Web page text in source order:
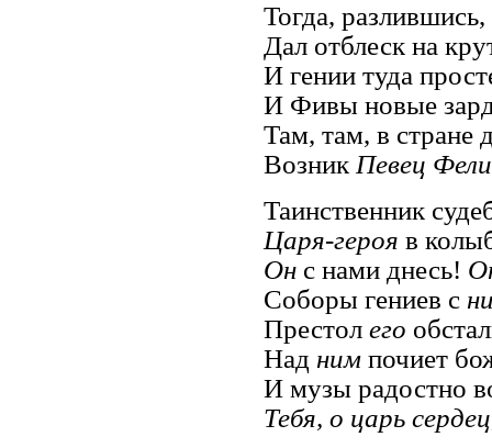
Тогда,
Дал отблеск на
И гении туда
И Фивы новые
Там, там, в стране
Возник Певец
Таинственник
Царя-героя в
Он с нами днесь!
Соборы гениев с
Престол его
Над ним почиет
И музы радостно
Тебя, о царь